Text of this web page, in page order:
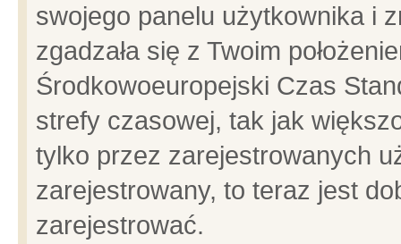
swojego panelu użytkownika i
zgadzała się z Twoim
Środkowoeuropejski Czas
strefy czasowej, tak jak
tylko przez zarejestrowanych
zarejestrowany, to teraz jest
zarejestrować.